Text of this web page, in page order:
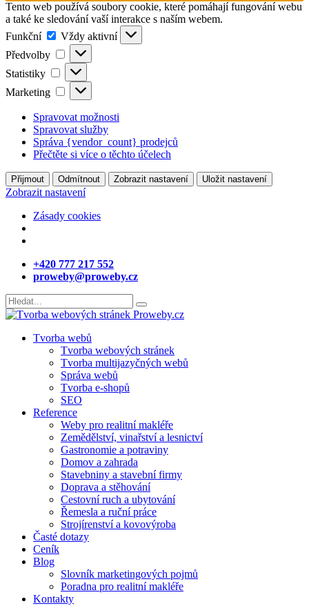
Tento web používá soubory cookie, které pomáhají fungování webu
a také ke sledování vaší interakce s naším webem.
Funkční
Funkční
Vždy aktivní
Předvolby
Předvolby
Statistiky Statistiky
Marketing Marketing
Spravovat možnosti
Spravovat služby
Správa {vendor_count} prodejců
Přečtěte si více o těchto účelech
Přijmout Odmítnout Zobrazit nastavení Uložit nastavení
Zobrazit nastavení
Zásady cookies
+420 777 217 552
proweby@proweby.cz
Tvorba webů
Tvorba webových stránek
Tvorba multijazyčných webů
Správa webů
Tvorba e-shopů
SEO
Reference
Weby pro realitní makléře
Zemědělství, vinařství a lesnictví
Gastronomie a potraviny
Domov a zahrada
Stavebniny a stavební firmy
Doprava a stěhování
Cestovní ruch a ubytování
Řemesla a ruční práce
Strojírenství a kovovýroba
Časté dotazy
Ceník
Blog
Slovník marketingových pojmů
Poradna pro realitní makléře
Kontakty